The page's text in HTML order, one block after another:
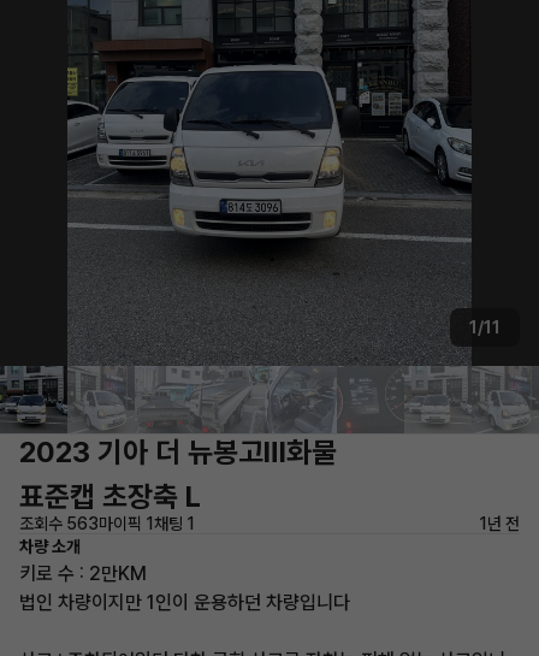
1/11
2023 기아 더 뉴봉고Ⅲ화물
표준캡 초장축 L
조회수 563마이픽 1채팅 1
1년 전
차량 소개
키로 수 : 2만KM
법인 차량이지만 1인이 운용하던 차량입니다